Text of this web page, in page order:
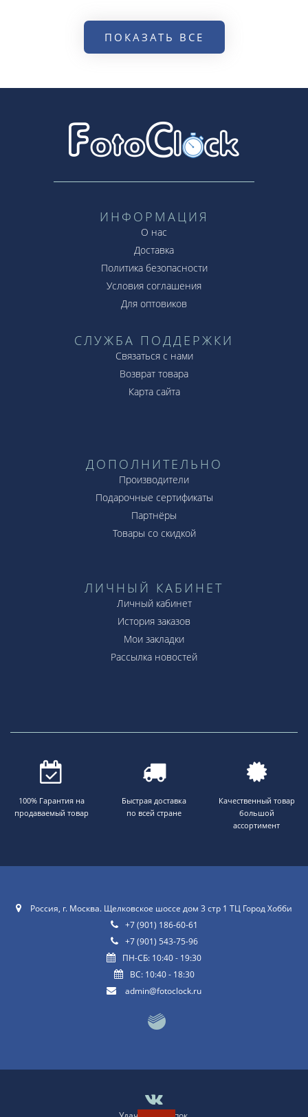
ПОКАЗАТЬ ВСЕ
ИНФОРМАЦИЯ
О нас
Доставка
Политика безопасности
Условия соглашения
Для оптовиков
СЛУЖБА ПОДДЕРЖКИ
Связаться с нами
Возврат товара
Карта сайта
ДОПОЛНИТЕЛЬНО
Производители
Подарочные сертификаты
Партнёры
Товары со скидкой
ЛИЧНЫЙ КАБИНЕТ
Личный кабинет
История заказов
Мои закладки
Рассылка новостей
100% Гарантия на
продаваемый товар
Быстрая доставка
по всей стране
Качественный товар
большой
ассортимент
Россия, г. Москва. Щелковское шоссе дом 3 стр 1 ТЦ Город Хобби
+7 (901) 186-60-61
+7 (901) 543-75-96
ПН-СБ: 10:40 - 19:30
ВС: 10:40 - 18:30
admin@fotoclock.ru